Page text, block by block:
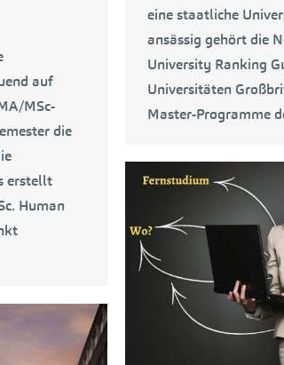
auf
MSc-
die
erstellt
Human
eine staatliche
ansässig gehört die
University Ranking
Universitäten
Master-Programme